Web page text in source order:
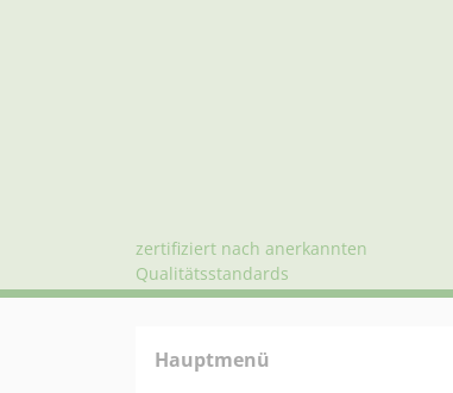
zertifiziert nach anerkannten
Qualitätsstandards
Hauptmenü